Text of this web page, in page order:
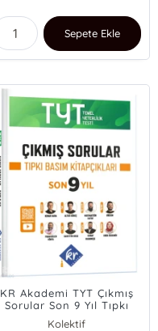
Sepete Ekle
KR Akademi TYT Çıkmış
Sorular Son 9 Yıl Tıpkı
Basım Kitapçıkları
Kolektif